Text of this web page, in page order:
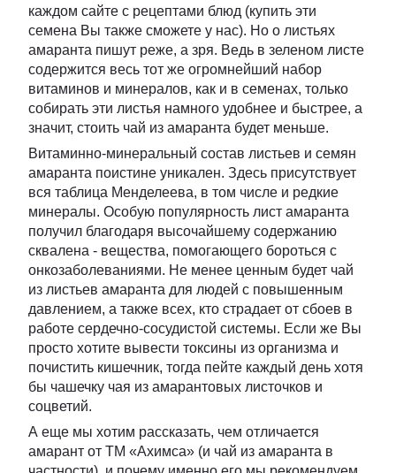
каждом сайте с рецептами блюд (купить эти
семена Вы также сможете у нас). Но о листьях
амаранта пишут реже, а зря. Ведь в зеленом листе
содержится весь тот же огромнейший набор
витаминов и минералов, как и в семенах, только
собирать эти листья намного удобнее и быстрее, а
значит, стоить чай из амаранта будет меньше.
Витаминно-минеральный состав листьев и семян
амаранта поистине уникален. Здесь присутствует
вся таблица Менделеева, в том числе и редкие
минералы. Особую популярность лист амаранта
получил благодаря высочайшему содержанию
сквалена - вещества, помогающего бороться с
онкозаболеваниями. Не менее ценным будет чай
из листьев амаранта для людей с повышенным
давлением, а также всех, кто страдает от сбоев в
работе сердечно-сосудистой системы. Если же Вы
просто хотите вывести токсины из организма и
почистить кишечник, тогда пейте каждый день хотя
бы чашечку чая из амарантовых листочков и
соцветий.
А еще мы хотим рассказать, чем отличается
амарант от ТМ «Ахимса» (и чай из амаранта в